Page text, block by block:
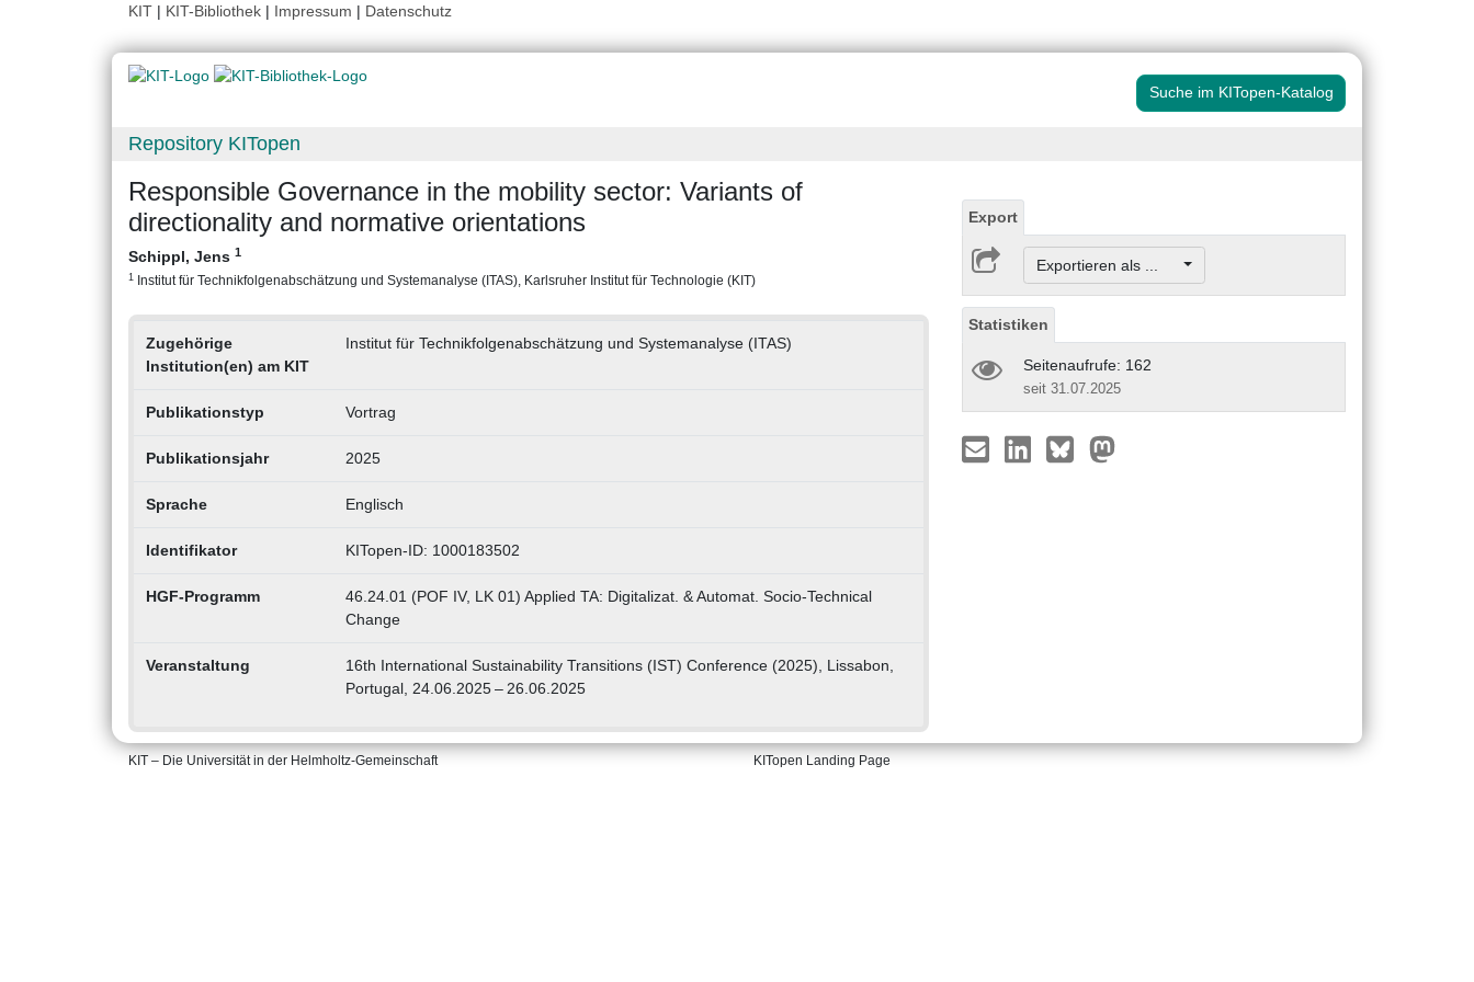
KIT | KIT-Bibliothek | Impressum | Datenschutz
Suche im KITopen-Katalog
Repository KITopen
Responsible Governance in the mobility sector: Variants of
directionality and normative orientations
Schippl, Jens 1
1 Institut für Technikfolgenabschätzung und Systemanalyse (ITAS), Karlsruher Institut für Technologie (KIT)
Zugehörige
Institution(en) am KIT
Institut für Technikfolgenabschätzung und Systemanalyse (ITAS)
Publikationstyp Vortrag
Publikationsjahr 2025
Sprache Englisch
Identifikator KITopen-ID: 1000183502
HGF-Programm
46.24.01 (POF IV, LK 01) Applied TA: Digitalizat. & Automat. Socio-Technical
Change
Veranstaltung
16th International Sustainability Transitions (IST) Conference (2025), Lissabon,
Portugal, 24.06.2025 – 26.06.2025
Export
Exportieren als ...
Statistiken
Seitenaufrufe: 162
seit 31.07.2025
KIT – Die Universität in der Helmholtz-Gemeinschaft KITopen Landing Page